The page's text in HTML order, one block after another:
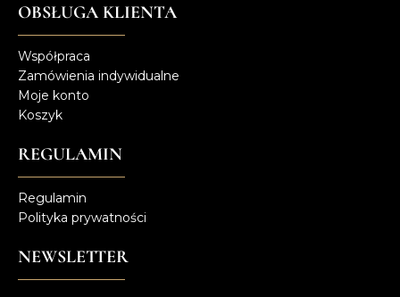
OBSŁUGA KLIENTA
Współpraca
Zamówienia indywidualne
Moje konto
Koszyk
REGULAMIN
Regulamin
Polityka prywatności
NEWSLETTER